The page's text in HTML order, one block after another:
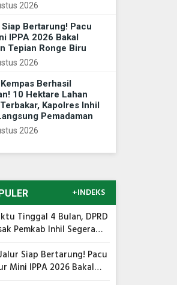
2026
Bertarung! Pacu
IPPA 2026 Bakal
Tepian Ronge Biru
2026
Berhasil
10 Hektare Lahan
Kapolres Inhil
Pemadaman
2026
+INDEKS
Tinggal 4 Bulan, DPRD
Pemkab Inhil Segera
Siap Bertarung! Pacu
Mini IPPA 2026 Bakal